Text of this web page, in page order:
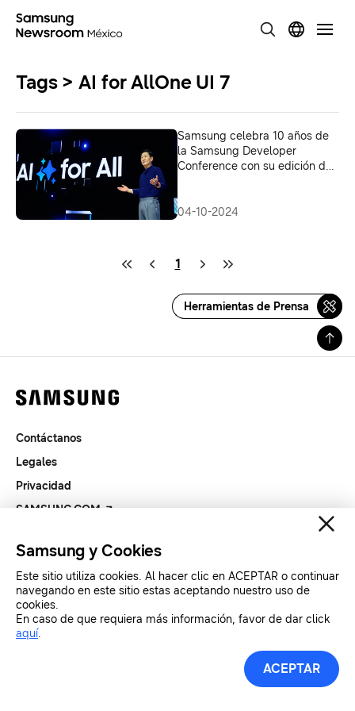
Tags > AI for AllOne UI 7
Samsung celebra 10 años de
la Samsung Developer
Conference con su edición de
04-10-2024
1
Herramientas de Prensa
Contáctanos
Legales
Privacidad
SAMSUNG.COM
Copyright© SAMSUNG All Rights Reserved.
Samsung y Cookies
Este sitio utiliza cookies. Al hacer clic en ACEPTAR o continuar
navegando en este sitio estas aceptando nuestro uso de
cookies.
En caso de que requiera más información, favor de dar click
aquí.
ACEPTAR